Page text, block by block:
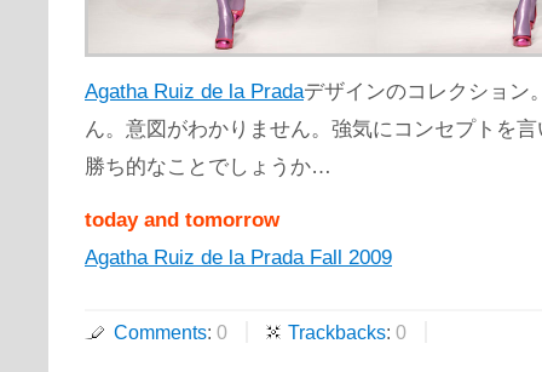
Agatha Ruiz de la Pradaデザインのコレクション
ん。意図がわかりません。強気にコンセプトを
勝ち的なことでしょうか…
today and tomorrow
Agatha Ruiz de la Prada Fall 2009
Comments: 0 Trackbacks: 0